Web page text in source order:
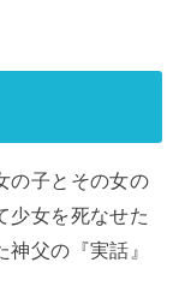
の子とその女の
少女を死なせた
父の『実話』